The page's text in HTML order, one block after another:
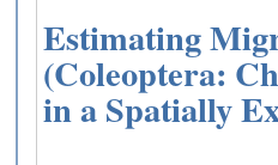
Estimating
(Coleoptera:
in a Spatially